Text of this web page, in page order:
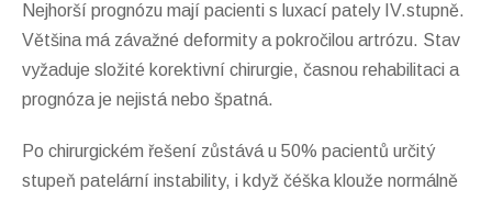
Nejhorší prognózu mají pacienti s luxací pately IV.stupně.
Většina má závažné deformity a pokročilou artrózu. Stav
vyžaduje složité korektivní chirurgie, časnou rehabilitaci a
prognóza je nejistá nebo špatná.
Po chirurgickém řešení zůstává u 50% pacientů určitý
stupeň patelární instability, i když čéška klouže normálně